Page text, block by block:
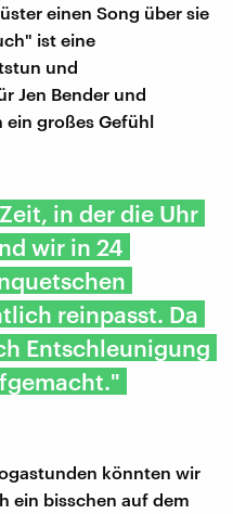
einen Song über sie
ist eine
und
Jen Bender und
ein großes Gefühl
in der die Uhr
wir in 24
reinpasst. Da
Entschleunigung
könnten wir
ein bisschen auf dem